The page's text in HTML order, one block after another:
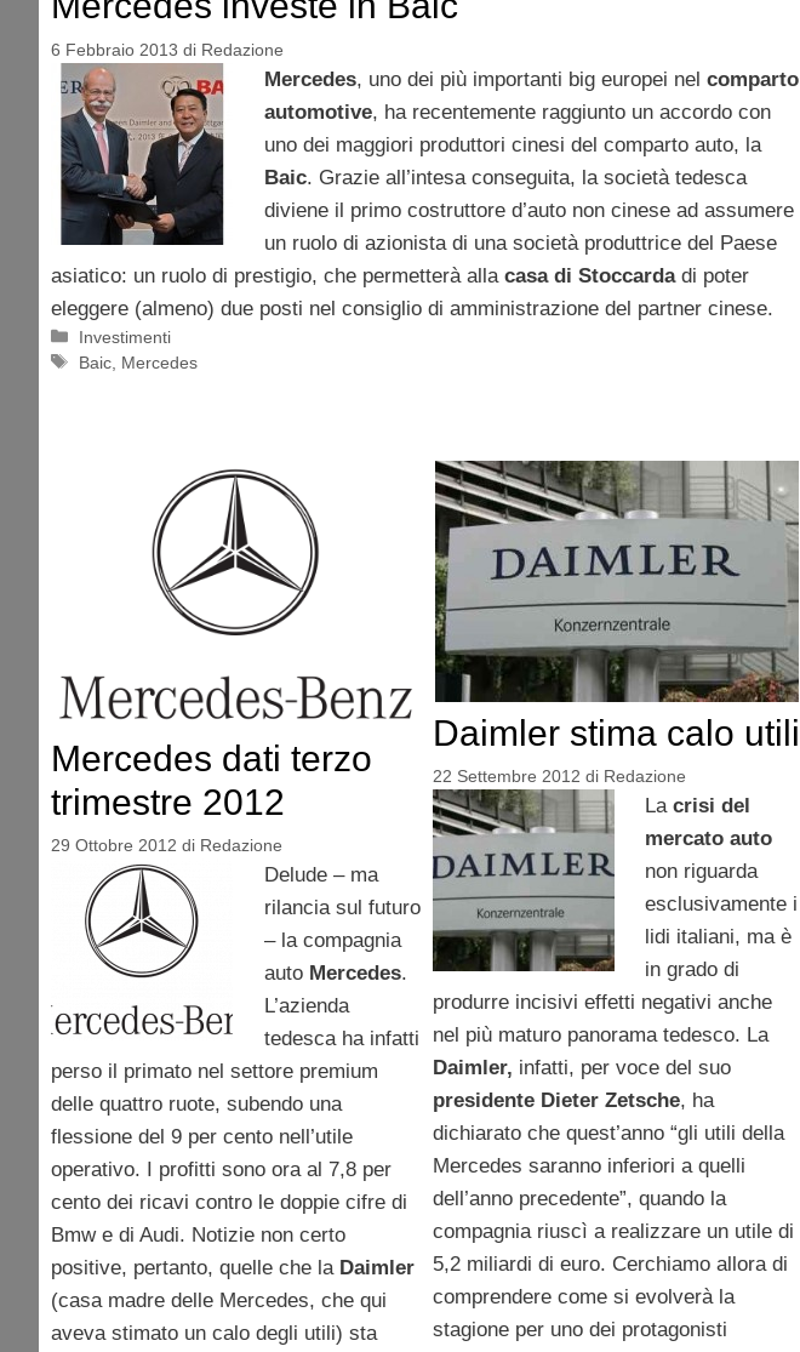
6 Febbraio 2013 di Redazione
Mercedes, uno dei più importanti big europei nel comparto
automotive, ha recentemente raggiunto un accordo con
uno dei maggiori produttori cinesi del comparto auto, la
Baic. Grazie all’intesa conseguita, la società tedesca
diviene il primo costruttore d’auto non cinese ad assumere
un ruolo di azionista di una società produttrice del Paese
asiatico: un ruolo di prestigio, che permetterà alla casa di Stoccardadi poter
eleggere (almeno) due posti nel consiglio di amministrazione del partner cinese.
Categorie
Investimenti
Tag
Baic Mercedes
Mercedes dati terzo
trimestre 2012
29 Ottobre 2012 di Redazione
Delude – ma
rilancia sul futuro
– la compagnia
auto Mercedes.
L’azienda
tedesca ha infatti
perso il primato nel settore premium
delle quattro ruote, subendo una
flessione del 9 per cento nell’utile
operativo. I profitti sono ora al 7,8 per
cento dei ricavi contro le doppie cifre di
Bmw e di Audi. Notizie non certo
positive, pertanto, quelle che la Daimler
(casa madre delle Mercedes, che qui
aveva stimato un calo degli utili) sta
Daimler stima calo utili
22 Settembre 2012 di Redazione
Lacrisi del
mercato auto
non riguarda
esclusivamente i
lidi italiani, ma è
in grado di
produrre incisivi effetti negativi anche
nel più maturo panorama tedesco. La
Daimler, infatti, per voce del suo
presidente Dieter Zetsche, ha
dichiarato che quest’anno “gli utili della
Mercedes saranno inferiori a quelli
dell’anno precedente”, quando la
compagnia riuscì a realizzare un utile di
5,2 miliardi di euro. Cerchiamo allora di
comprendere come si evolverà la
stagione per uno dei protagonisti